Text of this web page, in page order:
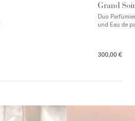
Grand Soir
Duo
und Eau de
300,00 €